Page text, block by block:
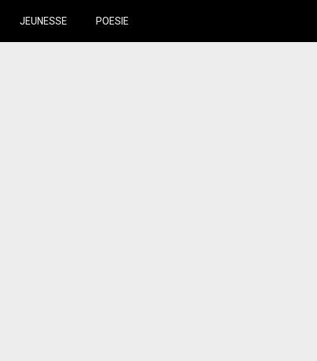
JEUNESSE POESIE